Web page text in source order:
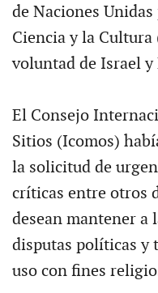
de Naciones
Ciencia y la Cultura
voluntad de Israel y
El Consejo
Sitios (Icomos)
la solicitud de
críticas entre otros
desean mantener a
disputas políticas y
uso con fines